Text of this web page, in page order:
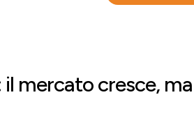
mercato cresce, ma